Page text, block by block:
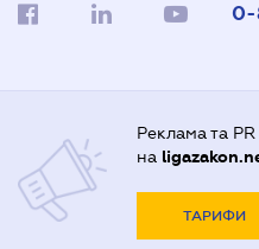
0-
Реклама та PR
на
ТАРИФИ